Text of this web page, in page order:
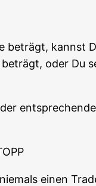
kannst
oder Du
einen